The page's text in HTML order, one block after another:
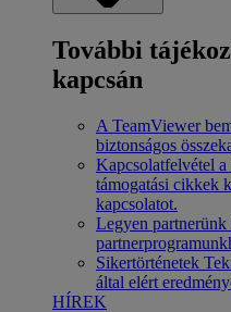
További
kapcsán
A TeamViewer
biztonságos
Kapcsolatfelvétel a
támogatási cikkek
kapcsolatot.
Legyen partnerünk
Sikertörténetek
által elért
HÍREK